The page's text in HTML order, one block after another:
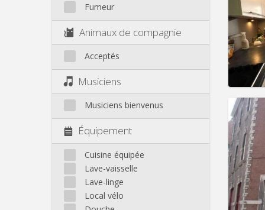
Fumeur
Animaux de compagnie
Acceptés
Musiciens
Musiciens bienvenus
Équipement
Cuisine équipée
Lave-vaisselle
Lave-linge
Local vélo
Loyer:
Durée:
Loyer:
Durée: